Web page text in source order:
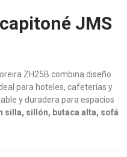
JMS
ZH25B combina diseño
para hoteles, cafeterías y
y duradera para espacios
silla, sillón, butaca alta, sofá